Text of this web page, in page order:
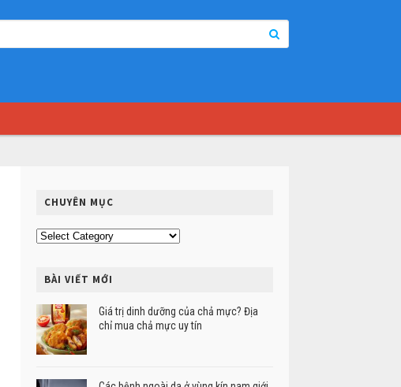
CHUYÊN MỤC
Chuyên
BÀI VIẾT MỚI
Giá trị dinh dưỡng của chả mực? Địa
chỉ mua chả mực uy tín